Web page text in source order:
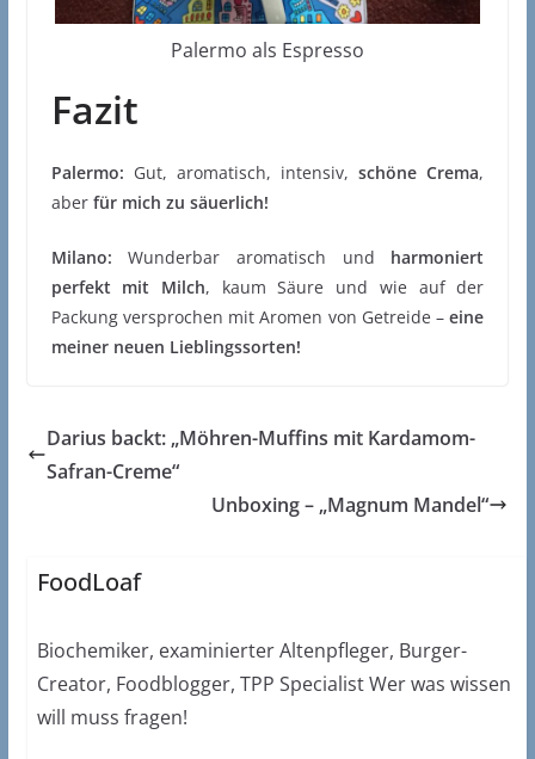
Palermo als Espresso
Fazit
Palermo: Gut, aromatisch, intensiv,schöne Crema,
aberfür mich zu säuerlich!
Milano: Wunderbar aromatisch und harmoniert
perfekt mit Milch, kaum Säure und wie auf der
Packung versprochen mit Aromen von Getreide –eine
meiner neuen Lieblingssorten!
Darius backt: „Möhren-Muffins mit Kardamom-
Safran-Creme“
Unboxing – „Magnum Mandel“
FoodLoaf
Biochemiker, examinierter Altenpfleger, Burger-
Creator, Foodblogger, TPP Specialist Wer was wissen
will muss fragen!